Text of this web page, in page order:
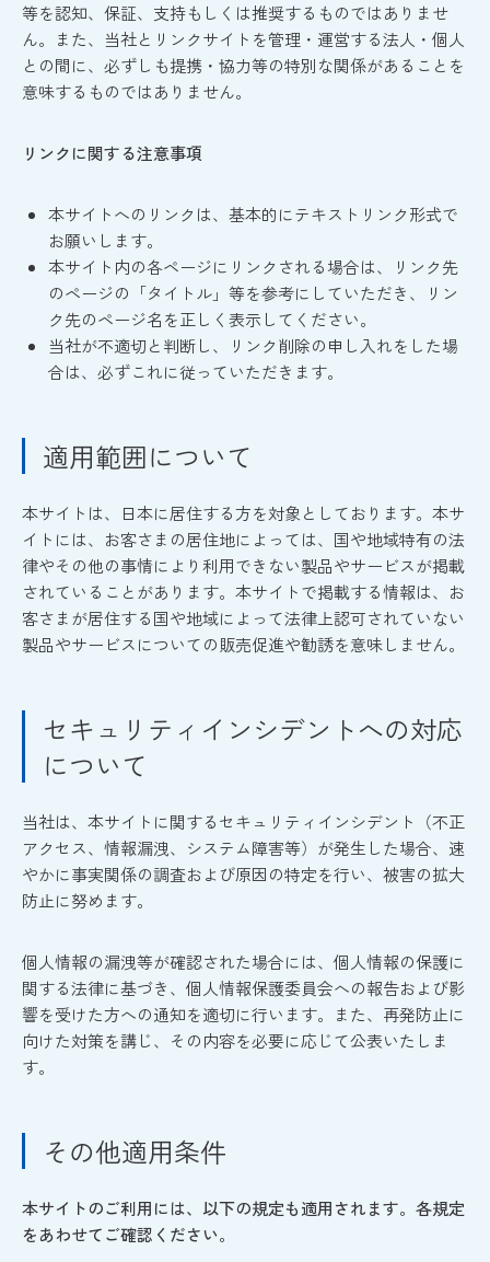
等を認知、保証、支持もしくは推奨するものではありませ
ん。また、当社とリンクサイトを管理・運営する法人・個人
との間に、必ずしも提携・協力等の特別な関係があることを
意味するものではありません。
リンクに関する注意事項
本サイトへのリンクは、基本的にテキストリンク形式で
お願いします。
本サイト内の各ページにリンクされる場合は、リンク先
のページの「タイトル」等を参考にしていただき、リン
ク先のページ名を正しく表示してください。
当社が不適切と判断し、リンク削除の申し入れをした場
合は、必ずこれに従っていただきます。
適用範囲について
本サイトは、日本に居住する方を対象としております。本サ
イトには、お客さまの居住地によっては、国や地域特有の法
律やその他の事情により利用できない製品やサービスが掲載
されていることがあります。本サイトで掲載する情報は、お
客さまが居住する国や地域によって法律上認可されていない
製品やサービスについての販売促進や勧誘を意味しません。
セキュリティインシデントへの対応
について
当社は、本サイトに関するセキュリティインシデント（不正
アクセス、情報漏洩、システム障害等）が発生した場合、速
やかに事実関係の調査および原因の特定を行い、被害の拡大
防止に努めます。
個人情報の漏洩等が確認された場合には、個人情報の保護に
関する法律に基づき、個人情報保護委員会への報告および影
響を受けた方への通知を適切に行います。また、再発防止に
向けた対策を講じ、その内容を必要に応じて公表いたしま
す。
その他適用条件
本サイトのご利用には、以下の規定も適用されます。各規定
をあわせてご確認ください。